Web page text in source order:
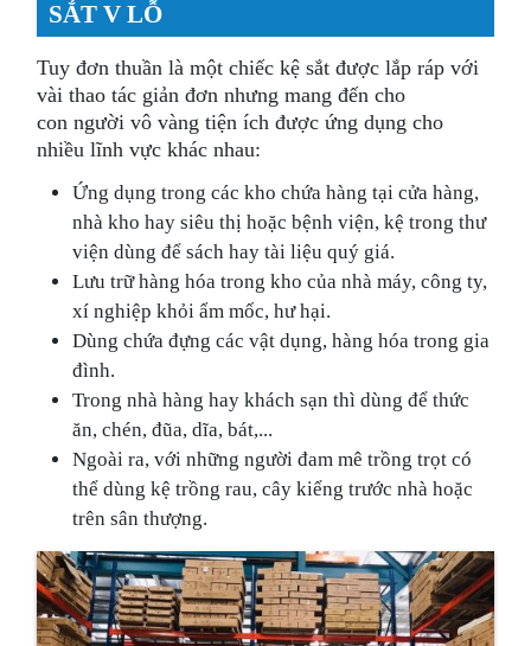
SẮT V LỖ
Tuy đơn thuần là một chiếc kệ sắt được lắp ráp với
vài thao tác giản đơn nhưng mang đến cho
con người vô vàng tiện ích được ứng dụng cho
nhiều lĩnh vực khác nhau:
Ứng dụng trong các kho chứa hàng tại cửa hàng,
nhà kho hay siêu thị hoặc bệnh viện, kệ trong thư
viện dùng để sách hay tài liệu quý giá.
Lưu trữ hàng hóa trong kho của nhà máy, công ty,
xí nghiệp khỏi ẩm mốc, hư hại.
Dùng chứa đựng các vật dụng, hàng hóa trong gia
đình.
Trong nhà hàng hay khách sạn thì dùng để thức
ăn, chén, đũa, dĩa, bát,...
Ngoài ra, với những người đam mê trồng trọt có
thể dùng kệ trồng rau, cây kiểng trước nhà hoặc
trên sân thượng.